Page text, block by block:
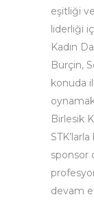
eşitliği
liderliği
Kadın
Burçin,
konuda
Birlesik
sponsor
devam